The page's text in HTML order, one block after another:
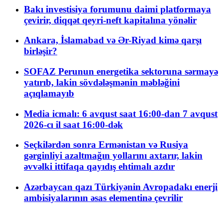
Bakı investisiya forumunu daimi platformaya
çevirir, diqqət qeyri-neft kapitalına yönəlir
Ankara, İslamabad və Ər-Riyad kimə qarşı
birləşir?
SOFAZ Perunun energetika sektoruna sərmayə
yatırıb, lakin sövdələşmənin məbləğini
açıqlamayıb
Media icmalı: 6 avqust saat 16:00-dan 7 avqust
2026-cı il saat 16:00-dək
Seçkilərdən sonra Ermənistan və Rusiya
gərginliyi azaltmağın yollarını axtarır, lakin
əvvəlki ittifaqa qayıdış ehtimalı azdır
Azərbaycan qazı Türkiyənin Avropadakı enerji
ambisiyalarının əsas elementinə çevrilir